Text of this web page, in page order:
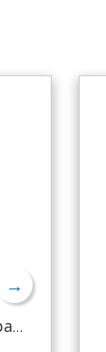
→
Polvo de fruta de limón Tang para gelatina